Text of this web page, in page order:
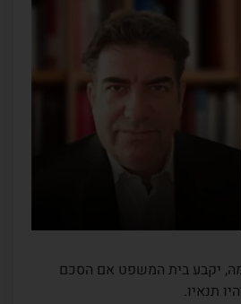
יקבע בית המשפט אם הסכם
תנאיו.